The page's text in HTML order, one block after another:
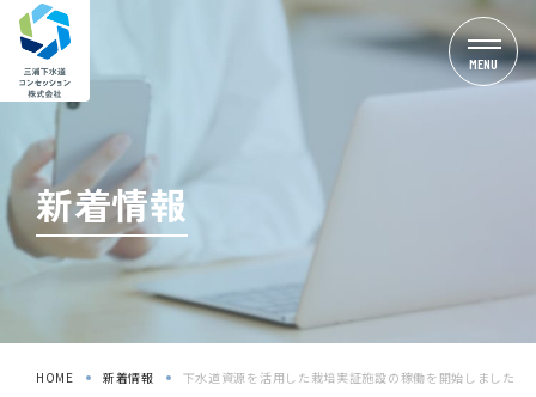
MENU
新着情報
HOME 新着情報 下⽔道資源を活⽤した栽培実証施設の稼働を開始しました